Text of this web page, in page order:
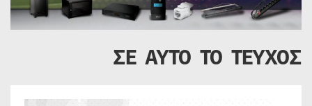
ΣΕ ΑΥΤΟ ΤΟ ΤΕΥΧΟΣ